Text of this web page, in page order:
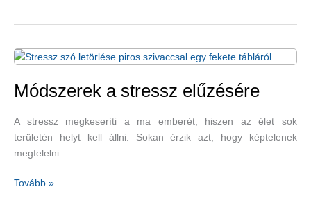
és
finom
ellenszerei:
illóolajok,
citromlé,
petrezselyem,
gyömbér
Módszerek a stressz elűzésére
A stressz megkeseríti a ma emberét, hiszen az élet sok
területén helyt kell állni. Sokan érzik azt, hogy képtelenek
megfelelni
Módszerek
Tovább »